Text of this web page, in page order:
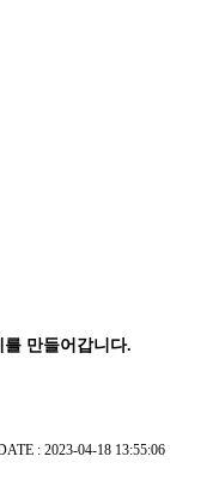
만들어갑니다.
: 2023-04-18 13:55:06